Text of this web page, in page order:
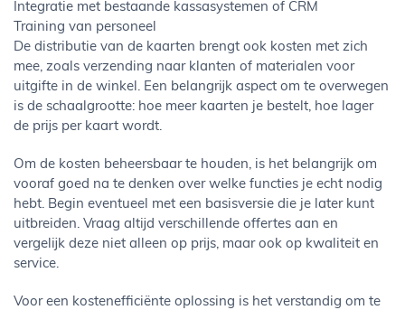
Integratie met bestaande kassasystemen of CRM
Training van personeel
De distributie van de kaarten brengt ook kosten met zich
mee, zoals verzending naar klanten of materialen voor
uitgifte in de winkel. Een belangrijk aspect om te overwegen
is de schaalgrootte: hoe meer kaarten je bestelt, hoe lager
de prijs per kaart wordt.
Om de kosten beheersbaar te houden, is het belangrijk om
vooraf goed na te denken over welke functies je echt nodig
hebt. Begin eventueel met een basisversie die je later kunt
uitbreiden. Vraag altijd verschillende offertes aan en
vergelijk deze niet alleen op prijs, maar ook op kwaliteit en
service.
Voor een kostenefficiënte oplossing is het verstandig om te